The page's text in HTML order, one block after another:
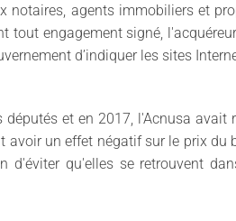
agents immobiliers et
tout engagement signé,
d’indiquer les sites
et en 2017, l'Acnusa
un effet négatif sur le prix
d'éviter qu'elles se retrouvent